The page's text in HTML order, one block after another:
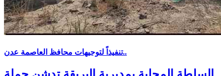
تنفيذاً لتوجيهات محافظ العاصمة عدن..